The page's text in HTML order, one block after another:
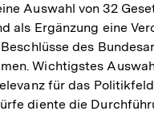
Auswahl von 32
als Ergänzung eine
des
Wichtigstes
für das
diente die